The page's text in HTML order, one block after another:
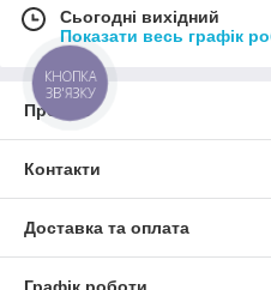
Сьогодні вихідний
Показати весь графік
Про нас
Контакти
Доставка та оплата
КНОПКА
ЗВ'ЯЗКУ